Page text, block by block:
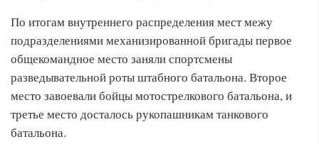
По итогам внутреннего распределения мест межу
подразделениями механизированной бригады первое
общекомандное место заняли спортсмены
разведывательной роты штабного батальона. Второе
место завоевали бойцы мотострелкового батальона, и
третье место досталось рукопашникам танкового
батальона.